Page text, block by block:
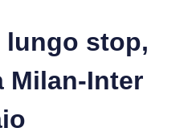
stop,
Milan-Inter